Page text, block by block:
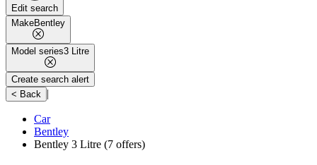
Edit search
MakeBentley
Model series3 Litre
Create search alert
< Back |
Car
Bentley
Bentley 3 Litre (7 offers)